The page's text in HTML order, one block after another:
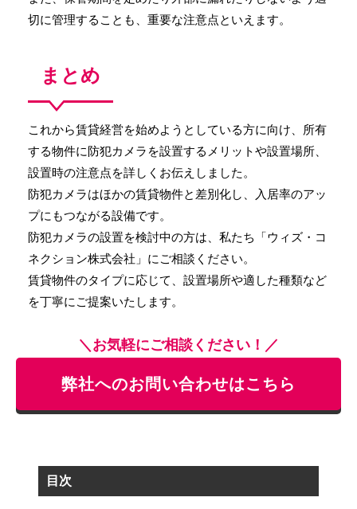
切に管理することも、重要な注意点といえます。
まとめ
これから賃貸経営を始めようとしている方に向け、所有
する物件に防犯カメラを設置するメリットや設置場所、
設置時の注意点を詳しくお伝えしました。
防犯カメラはほかの賃貸物件と差別化し、入居率のアッ
プにもつながる設備です。
防犯カメラの設置を検討中の方は、私たち「ウィズ・コ
ネクション株式会社」にご相談ください。
賃貸物件のタイプに応じて、設置場所や適した種類など
を丁寧にご提案いたします。
＼お気軽にご相談ください！／
弊社へのお問い合わせはこちら
目次